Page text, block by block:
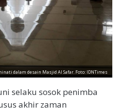
dalam desain Masjid Al Safar. Foto: IDNTimes
selaku sosok penimba
akhir zaman